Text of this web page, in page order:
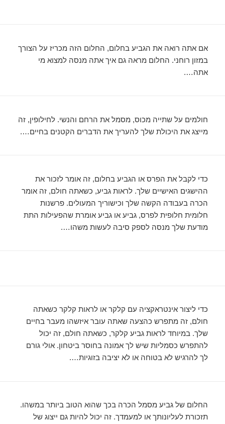
אם אתה רואה את הגביע בחלום, החלום הזה מכריז על הצורך
במזון רוחני. החלום מראה גם איך אתה מנסה למצוא מי
אתה….
חולמים על שתייה מכוס, מסמל את הרחם והנשי. לחילופין, זה
מייצג את היכולת שלך להעריך את הדברים הקטנים בחיים….
כדי לקבל את הפרס או הגביע בחלום, זה אומר לזכור את
ההישגים האישיים שלך. לראות גביע, כשאתה חולם, זה אומר
הכרה בעבודה הקשה שלך וכישוריך המעולים. פרשנות
חלומית חלופית לפרס, גביע או גביע אומרת שהפעילות התת
מודעת שלך מנסה לספק סיבה לעשות משהו….
כדי ליצור אינטראקציה עם קלקר או לראות קלקר כשאתה
חולם, זה מתפרש כהצעה שאתה עובר איזשהו מעבר בחיים
שלך. במיוחד לראות גביע קלקר, כשאתה חולם, זה יכול
להתפרש כסמליות שיש לך אמונה בחוסר ביטחון. אולי גורם
לך להרגיש לא בטוחה או לא יציבה בזוגיות….
החלום של גביע מסמל הכרה בכך שהוא הטוב ביותר במשהו.
תזכורת לעליונותך או למעמדך. זה יכול להיות גם ייצוג של